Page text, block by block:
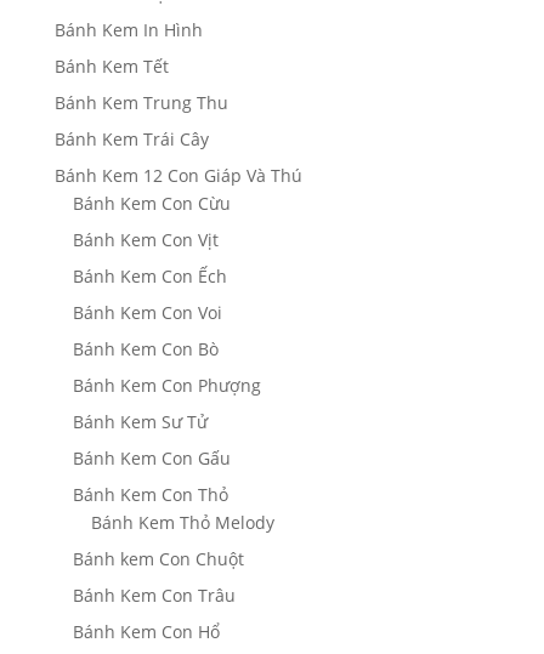
Bánh Kem In Hình
Bánh Kem Tết
Bánh Kem Trung Thu
Bánh Kem Trái Cây
Bánh Kem 12 Con Giáp Và Thú
Bánh Kem Con Cừu
Bánh Kem Con Vịt
Bánh Kem Con Ếch
Bánh Kem Con Voi
Bánh Kem Con Bò
Bánh Kem Con Phượng
Bánh Kem Sư Tử
Bánh Kem Con Gấu
Bánh Kem Con Thỏ
Bánh Kem Thỏ Melody
Bánh kem Con Chuột
Bánh Kem Con Trâu
Bánh Kem Con Hổ